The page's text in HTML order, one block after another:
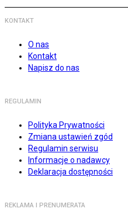
KONTAKT
O nas
Kontakt
Napisz do nas
REGULAMIN
Polityka Prywatności
Zmiana ustawień zgód
Regulamin serwisu
Informacje o nadawcy
Deklaracja dostępności
REKLAMA I PRENUMERATA